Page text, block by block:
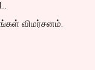
விமர்சனம்.